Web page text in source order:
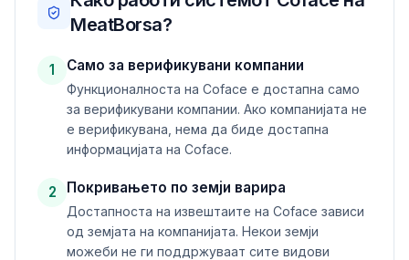
MeatBorsa?
1 Само за верификувани компании
Функционалноста на Coface е достапна само
за верификувани компании. Ако компанијата не
е верификувана, нема да биде достапна
информацијата на Coface.
2 Покривањето по земји варира
Достапноста на извештаите на Coface зависи
од земјата на компанијата. Некои земји
можеби не ги поддржуваат сите видови